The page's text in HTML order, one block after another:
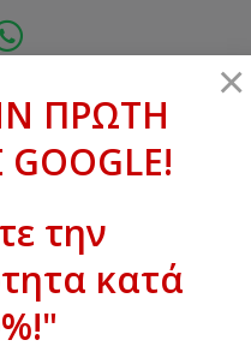
ΣΕΛΙΔΑ ΤΗΣ
×
ΠΡΩΤΗ
την
κατά